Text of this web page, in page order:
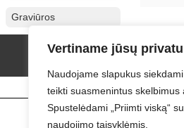
Vertiname jūsų
Naudojame slapukus
teikti suasmenintus skelbimus
Spustelėdami „Priimti viską“
naudojimo taisyklėmis.
Graviūros